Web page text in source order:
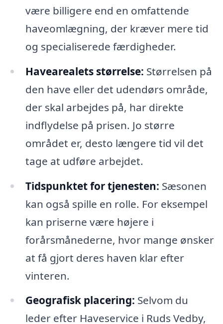
være billigere end en omfattende
haveomlægning, der kræver mere tid
og specialiserede færdigheder.
Havearealets størrelse: Størrelsen på
den have eller det udendørs område,
der skal arbejdes på, har direkte
indflydelse på prisen. Jo større
området er, desto længere tid vil det
tage at udføre arbejdet.
Tidspunktet for tjenesten: Sæsonen
kan også spille en rolle. For eksempel
kan priserne være højere i
forårsmånederne, hvor mange ønsker
at få gjort deres haven klar efter
vinteren.
Geografisk placering: Selvom du
leder efter Haveservice i Ruds Vedby,